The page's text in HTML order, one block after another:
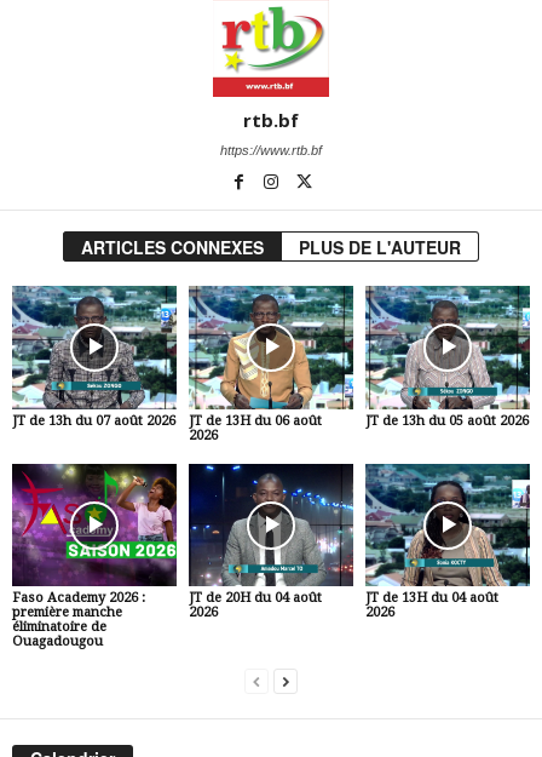
rtb.bf
https://www.rtb.bf
ARTICLES CONNEXES PLUS DE L'AUTEUR
JT de 13h du 07 août 2026
JT de 13H du 06 août
2026
JT de 13h du 05 août 2026
Faso Academy 2026 :
première manche
éliminatoire de
Ouagadougou
JT de 20H du 04 août
2026
JT de 13H du 04 août
2026